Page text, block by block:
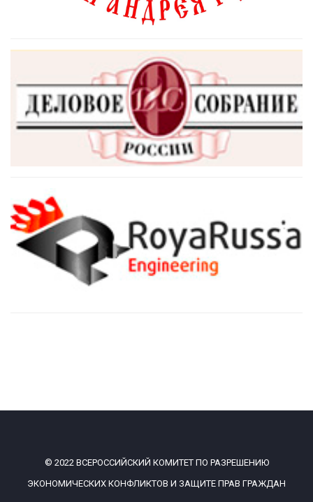
© 2022 ВСЕРОССИЙСКИЙ КОМИТЕТ ПО РАЗРЕШЕНИЮ
ЭКОНОМИЧЕСКИХ КОНФЛИКТОВ И ЗАЩИТЕ ПРАВ ГРАЖДАН